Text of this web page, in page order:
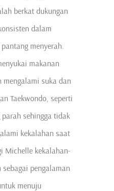
berkat dukungan
dalam
menyerah.
makanan
mengalami suka dan
Taekwondo, seperti
sehingga tidak
kekalahan saat
Michelle kekalahan-
pengalaman
menuju